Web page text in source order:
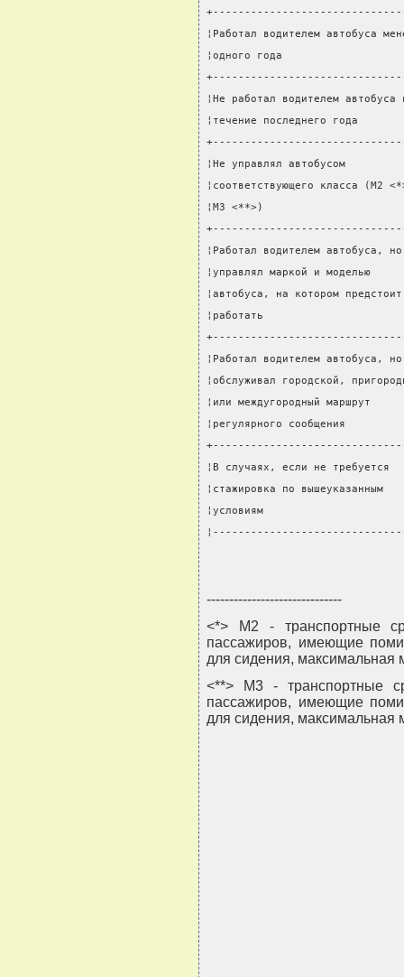
¦Работал водителем
¦одного года
¦Не работал водителем
¦течение последнего
¦Не управлял
¦соответствующего
¦М3 <**>)
¦Работал водителем
¦управлял маркой и
¦автобуса, на котором
¦работать
¦Работал водителем
¦обслуживал городской,
¦или междугородный
¦регулярного сообщения
¦В случаях, если не
¦стажировка по
¦условиям
------------------------------
<*> М2 - транспортные
пассажиров, имеющие
для сидения, максимальная
<**> М3 - транспортные
пассажиров, имеющие
для сидения, максимальная